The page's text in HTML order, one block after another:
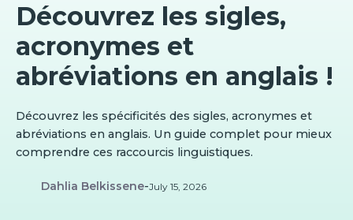
Découvrez les sigles,
acronymes et
abréviations en anglais !
Découvrez les spécificités des sigles, acronymes et
abréviations en anglais. Un guide complet pour mieux
comprendre ces raccourcis linguistiques.
Dahlia Belkissene-July 15, 2026